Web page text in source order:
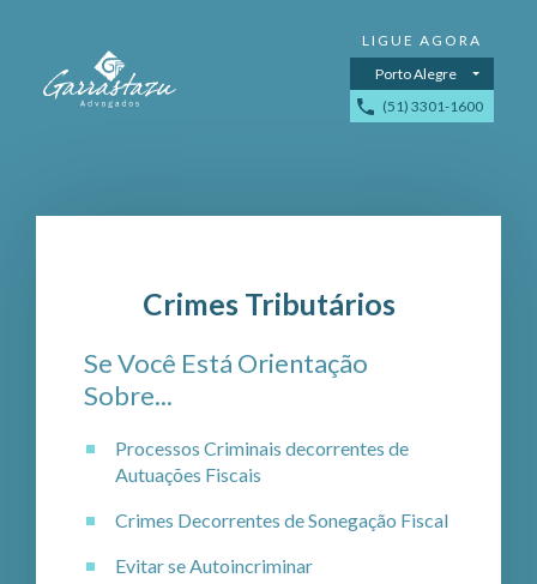
Porto Alegre
(51) 3301-1600
Crimes Tributários
Se Você Está Orientação
Sobre...
Processos Criminais decorrentes de
Autuações Fiscais
Crimes Decorrentes de Sonegação Fiscal
Evitar se Autoincriminar